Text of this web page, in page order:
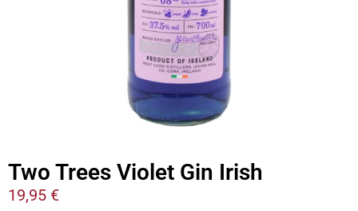
Two Trees Violet Gin Irish
19,95 €